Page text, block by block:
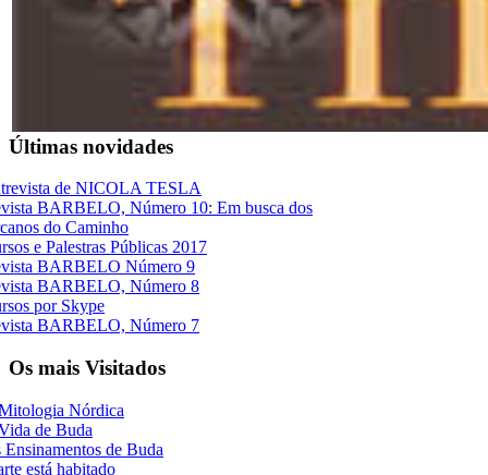
Últimas novidades
de NICOLA TESLA
BARBELO, Número 10: Em busca dos
do Caminho
e Palestras Públicas 2017
BARBELO Número 9
BARBELO, Número 8
por Skype
BARBELO, Número 7
Os mais Visitados
Nórdica
de Buda
Ensinamentos de Buda
está habitado